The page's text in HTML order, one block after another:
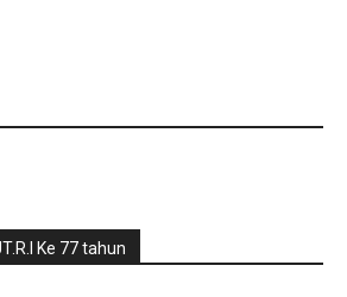
Ke 77 tahun